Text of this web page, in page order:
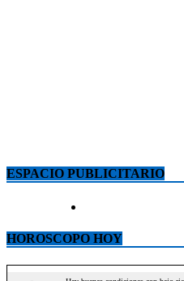
ESPACIO PUBLICITARIO
HOROSCOPO HOY